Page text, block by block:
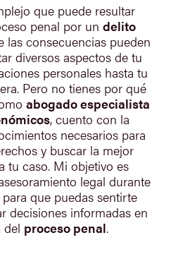
que puede resultar
penal por undelito
las consecuencias pueden
diversos aspectos de tu
personales hasta tu
Pero no tienes por qué
abogado especialista
, cuento con la
necesarios para
y buscar la mejor
tu caso. Mi objetivo es
legal durante
que puedas sentirte
decisiones informadas en
del proceso penal.